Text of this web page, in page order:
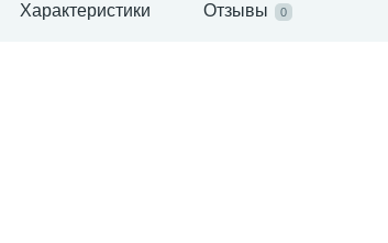
Характеристики Отзывы 0